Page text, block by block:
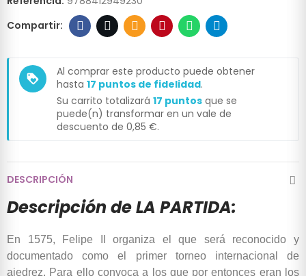
loyalty
Al comprar este producto puede obtener
hasta 17 puntos de fidelidad.
Su carrito totalizará 17 puntos que se
puede(n) transformar en un vale de
descuento de 0,85 €.
DESCRIPCIÓN
Descripción de LA PARTIDA:
En 1575, Felipe II organiza el que será reconocido y
documentado como el primer torneo internacional de
ajedrez. Para ello convoca a los que por entonces eran los